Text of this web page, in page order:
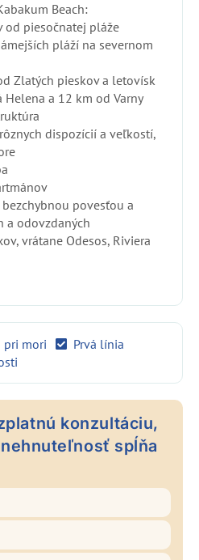
Beach:
od piesočnatej pláže
pláží na severnom
Zlatých pieskov a letovísk
Helena a 12 km od Varny
dispozícií a veľkostí,
povesťou a
a odovzdaných
vrátane Odesos, Riviera
pri mori
Prvá línia
konzultáciu,
spĺňa